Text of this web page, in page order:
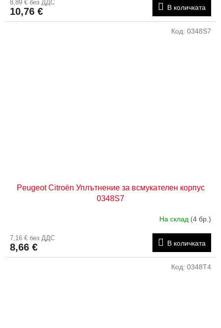
8,89 € без ДДС
10,76 € В количката
Peugeot Citroën Уплътнение за всмукателен корпус
0348S7
На склад (4 бр.)
7,16 € без ДДС
8,66 € В количката
Код: 0348S7
Код: 0348T4